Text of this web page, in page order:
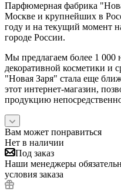
Парфюмерная фабрика
Москве и крупнейших в
году и на текущий момент
городе России.
Мы предлагаем более 1
декоративной косметики и
"Новая Заря" стала еще
этот интернет-магазин,
продукцию
Вам может понравиться
Нет в наличии
Под заказ
Наши менеджеры
условия заказа